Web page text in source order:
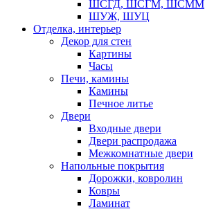
ШСГД, ШСГМ, ШСММ
ШУЖ, ШУЦ
Отделка, интерьер
Декор для стен
Картины
Часы
Печи, камины
Камины
Печное литье
Двери
Входные двери
Двери распродажа
Межкомнатные двери
Напольные покрытия
Дорожки, ковролин
Ковры
Ламинат